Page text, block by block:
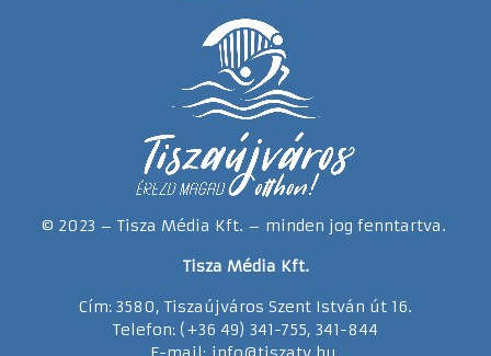
© 2023 – Tisza Média Kft. – minden jog fenntartva.
Tisza Média Kft.
Cím: 3580, Tiszaújváros Szent István út 16.
Telefon: (+36 49) 341-755, 341-844